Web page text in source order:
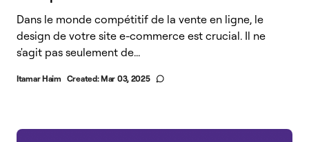
Dans le monde compétitif de la vente en ligne, le
design de votre site e-commerce est crucial. Il ne
s'agit pas seulement de...
Itamar Haim Created:Mar 03, 2025